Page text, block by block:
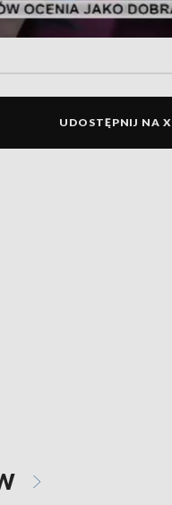
UDOSTĘPNIJ NA X